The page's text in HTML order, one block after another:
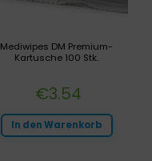
Mediwipes DM Premium-
Kartusche 100 Stk.
€3.54
In den Warenkorb